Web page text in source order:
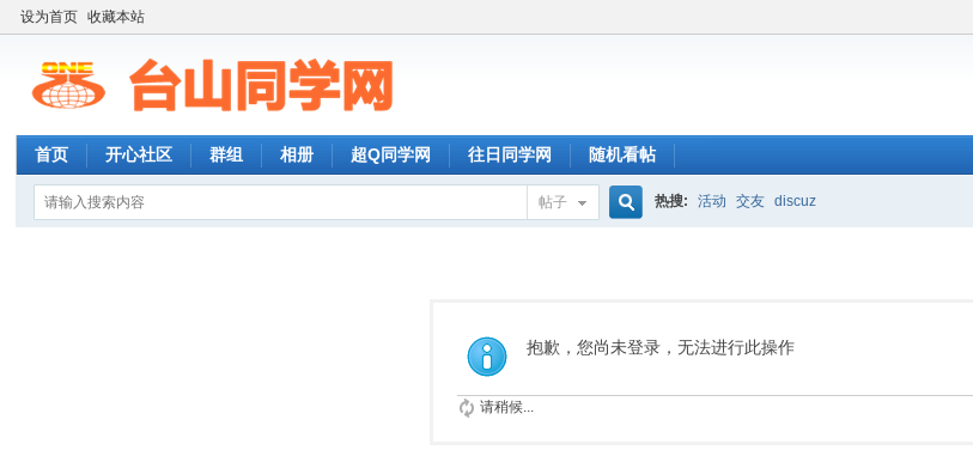
设为首页 收藏本站
首页 开心社区 群组 相册 超Q同学网 往日同学网 随机看帖
帖子
索
热搜: 活动 交友 discuz
抱歉，您尚未登录，无法进行此操作
请稍候...